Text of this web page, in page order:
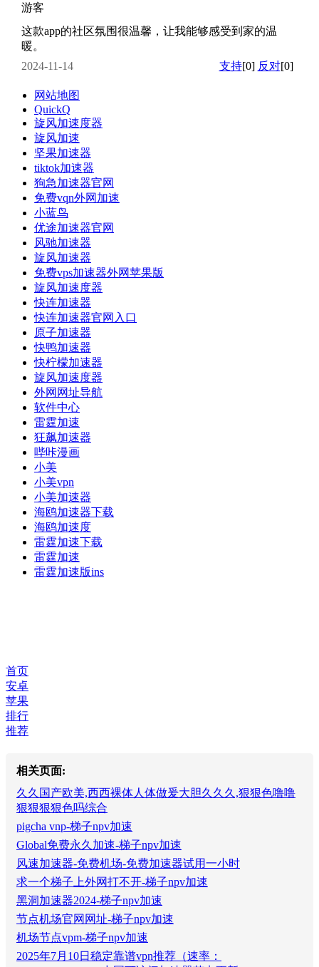
游客
这款app的社区氛围很温馨，让我能够感受到家的温
暖。
2024-11-14
支持[0] 反对[0]
网站地图
QuickQ
旋风加速度器
旋风加速
坚果加速器
tiktok加速器
狗急加速器官网
免费vqn外网加速
小蓝鸟
优途加速器官网
风驰加速器
旋风加速器
免费vps加速器外网苹果版
旋风加速度器
快连加速器
快连加速器官网入口
原子加速器
快鸭加速器
快柠檬加速器
旋风加速度器
外网网址导航
软件中心
雷霆加速
狂飙加速器
哔咔漫画
小美
小美vpn
小美加速器
海鸥加速器下载
海鸥加速度
雷霆加速下载
雷霆加速
雷霆加速版ins
首页
安卓
苹果
排行
推荐
相关页面:
久久国产欧美,西西裸体人体做爰大胆久久久,狠狠色噜噜
狠狠狠狠色吗综合
pigcha vnp-梯子npv加速
Global免费永久加速-梯子npv加速
风速加速器-免费机场-免费加速器试用一小时
求一个梯子上外网打不开-梯子npv加速
黑洞加速器2024-梯子npv加速
节点机场官网网址-梯子npv加速
机场节点vpm-梯子npv加速
2025年7月10日稳定靠谱vpn推荐（速率：